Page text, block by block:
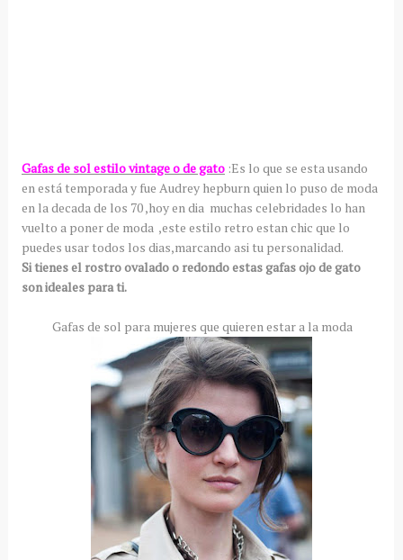
Gafas de sol estilo vintage o de gato:Es lo que se esta usando
en está temporada y fue Audrey hepburn quien lo puso de moda
en la decada de los 70 ,hoy en dia muchas celebridades lo han
vuelto a poner de moda ,este estilo retro estan chic que lo
puedes usar todos los dias,marcando asi tu personalidad.
Si tienes el rostro ovalado o redondo estas gafas ojo de gato
son ideales para ti.
Gafas de sol para mujeres que quieren estar a la moda